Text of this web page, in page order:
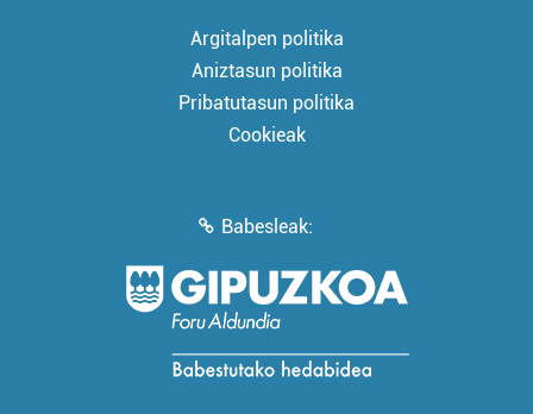
Argitalpen politika
Aniztasun politika
Pribatutasun politika
Cookieak
Babesleak: